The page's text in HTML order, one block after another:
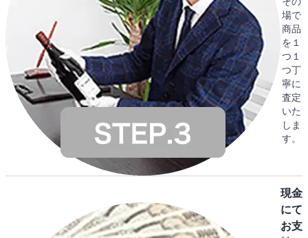
場で
商品
を１
つ１
つ丁
寧に
査定
いた
しま
す。
現金
にて
お支